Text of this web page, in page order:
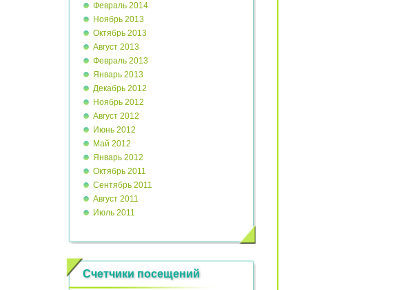
Февраль 2014
Ноябрь 2013
Октябрь 2013
Август 2013
Февраль 2013
Январь 2013
Декабрь 2012
Ноябрь 2012
Август 2012
Июнь 2012
Май 2012
Январь 2012
Октябрь 2011
Сентябрь 2011
Август 2011
Июль 2011
Счетчики посещений